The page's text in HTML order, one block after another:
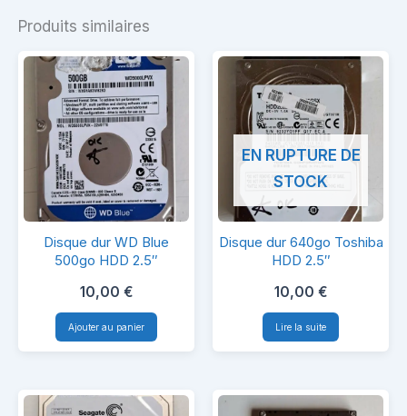
Produits similaires
Disque
dur
WD
Blue
500go
2.5″
Disque dur WD Blue
500go HDD 2.5″
10,00 €
Ajouter au panier
Disque
dur
640go
Toshiba
HDD
EN RUPTURE DE
STOCK
Disque dur 640go Toshiba
HDD 2.5″
10,00 €
Lire la suite